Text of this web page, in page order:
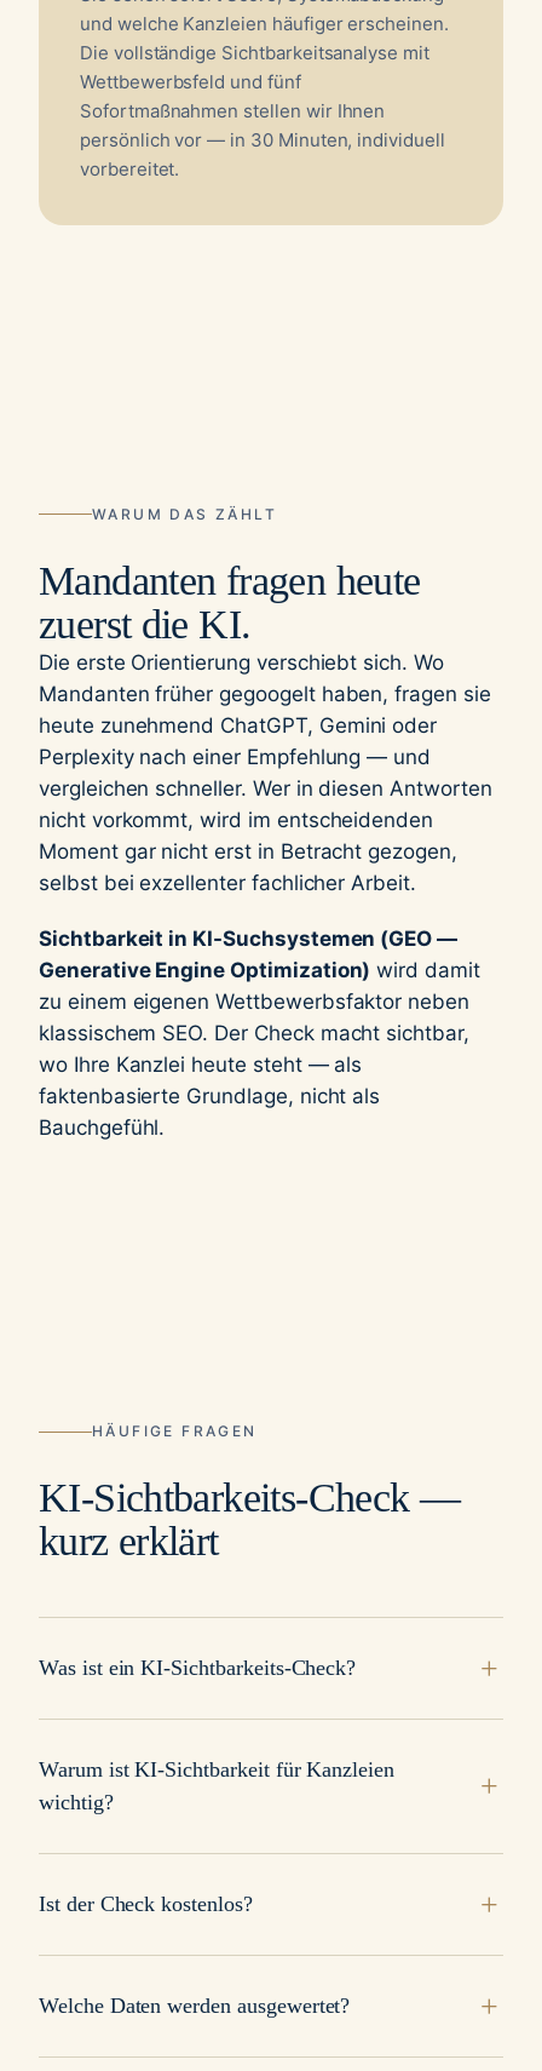
und welche Kanzleien häufiger erscheinen.
Die vollständige Sichtbarkeitsanalyse mit
Wettbewerbsfeld und fünf
Sofortmaßnahmen stellen wir Ihnen
persönlich vor — in 30 Minuten, individuell
vorbereitet.
WARUM DAS ZÄHLT
Mandanten fragen heute
zuerst die KI.
Die erste Orientierung verschiebt sich. Wo
Mandanten früher gegoogelt haben, fragen sie
heute zunehmend ChatGPT, Gemini oder
Perplexity nach einer Empfehlung — und
vergleichen schneller. Wer in diesen Antworten
nicht vorkommt, wird im entscheidenden
Moment gar nicht erst in Betracht gezogen,
selbst bei exzellenter fachlicher Arbeit.
Sichtbarkeit in KI-Suchsystemen (GEO —
Generative Engine Optimization) wird damit
zu einem eigenen Wettbewerbsfaktor neben
klassischem SEO. Der Check macht sichtbar,
wo Ihre Kanzlei heute steht — als
faktenbasierte Grundlage, nicht als
Bauchgefühl.
HÄUFIGE FRAGEN
KI-Sichtbarkeits-Check —
kurz erklärt
Was ist ein KI-Sichtbarkeits-Check?
Warum ist KI-Sichtbarkeit für Kanzleien
wichtig?
Ist der Check kostenlos?
Welche Daten werden ausgewertet?